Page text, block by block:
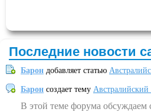
Последние новости
Барон добавляет статью
Барон создает тему Австралийский
В этой теме форума обсуждаем